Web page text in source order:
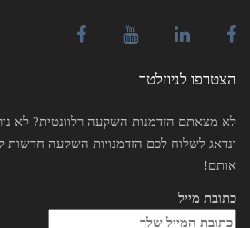
הצטרפו לניוזלטר
לא מצאתם הזדמנות השקעה רלוונטית? לא
ונדאג לשלוח לכם הזדמנויות השקעה חדשות
אותם!
כתובת מייל